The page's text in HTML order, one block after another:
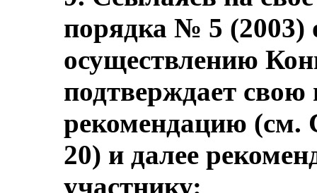
порядка № 5 (2003)
осуществлению
подтверждает
рекомендацию (см.
20) и далее
участнику: